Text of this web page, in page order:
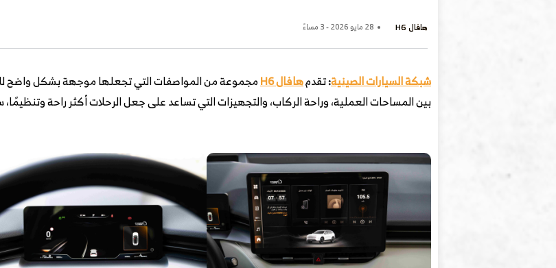
هافال H6 28 مايو 2026 - 3 مساءً
شبكة السيارات الصينية:تقدمهافال H6
مجموعة من المواصفات التي تجعلها موجهة بشكل واضح
بين المساحات العملية، وراحة الركاب، والتجهيزات التي تساعد على جعل الرحلات أكثر راحة